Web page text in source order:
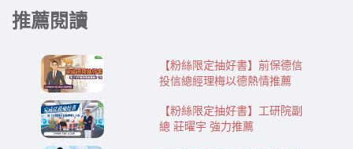
推薦閱讀
【粉絲限定抽好書】前保德信
投信總經理梅以德熱情推薦
【粉絲限定抽好書】工研院副
總 莊曜宇 強力推薦